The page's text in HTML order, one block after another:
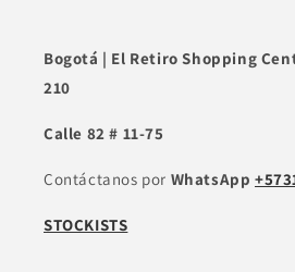
Bogotá | El Retiro Shopping
210
Calle 82 # 11-75
Contáctanos por WhatsApp
STOCKISTS